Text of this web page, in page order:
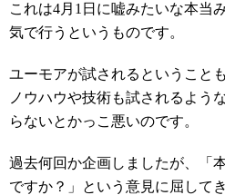
これは4月1日に嘘みたいな本当
気で行うというものです。
ユーモアが試されるということ
ノウハウや技術も試されるよう
らないとかっこ悪いのです。
過去何回か企画しましたが、「
ですか？」という意見に屈して